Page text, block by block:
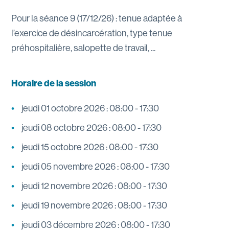
Pour la séance 9 (17/12/26) : tenue adaptée à
l’exercice de désincarcération, type tenue
préhospitalière, salopette de travail, ...
Horaire de la session
jeudi 01 octobre 2026 : 08:00 - 17:30
jeudi 08 octobre 2026 : 08:00 - 17:30
jeudi 15 octobre 2026 : 08:00 - 17:30
jeudi 05 novembre 2026 : 08:00 - 17:30
jeudi 12 novembre 2026 : 08:00 - 17:30
jeudi 19 novembre 2026 : 08:00 - 17:30
jeudi 03 décembre 2026 : 08:00 - 17:30